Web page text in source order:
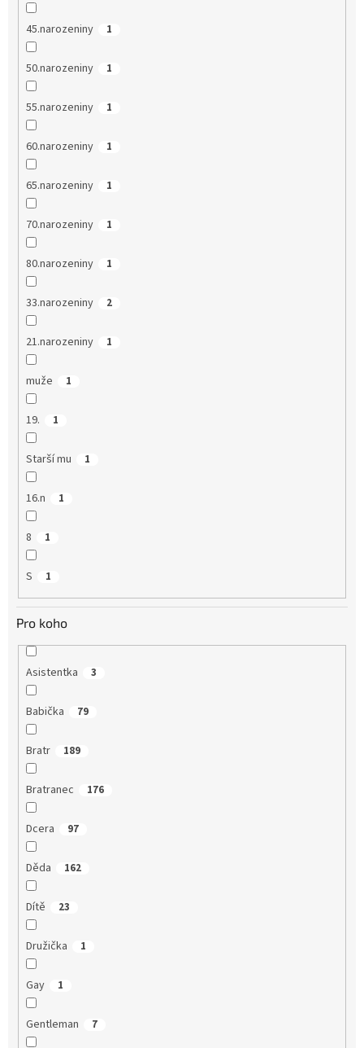
45.narozeniny 1
50.narozeniny 1
55.narozeniny 1
60.narozeniny 1
65.narozeniny 1
70.narozeniny 1
80.narozeniny 1
33.narozeniny 2
21.narozeniny 1
muže 1
19. 1
Starší mu 1
16.n 1
8 1
S 1
Pro koho
Asistentka 3
Babička 79
Bratr 189
Bratranec 176
Dcera 97
Děda 162
Dítě 23
Družička 1
Gay 1
Gentleman 7